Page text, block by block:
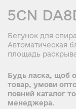
5CN
Бегунок для
Автоматическая
площадь
Будь ласка, щоб
товар, умови
повний каталог
менеджера.